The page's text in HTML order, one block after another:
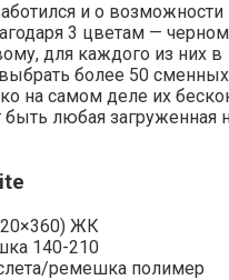
и о возможности
3 цветам —
для каждого из них в
более 50 сменных
на самом деле их
любая загруженная
ЖК
140-210
ремешка полимер